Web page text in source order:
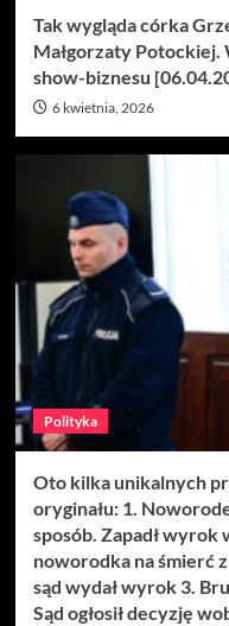
Tak wygląda córka
Małgorzaty Potockiej.
show-biznesu
6 kwietnia, 2026
Polityka
Oto kilka unikalnych
oryginału: 1.
sposób. Zapadł wyrok
noworodka na śmierć
sąd wydał wyrok 3.
Sąd ogłosił decyzję